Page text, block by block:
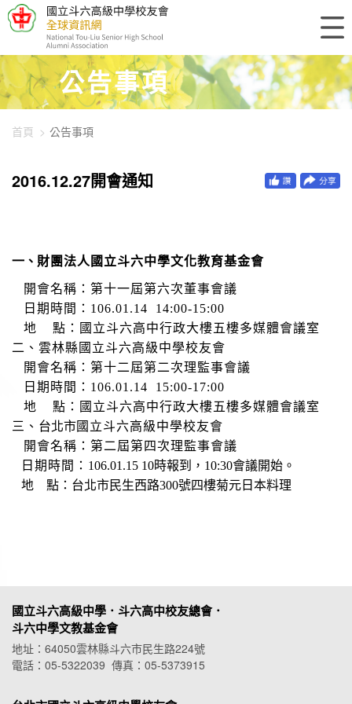
448-1069
公告事項
首頁 公告事項
2016.12.27開會通知
一、 財團法人國立斗六中學文化教育基金會
開會名稱：第十一屆第六次董事會議
日期時間： 106.01.14
14:00-15:00
地
點：國立斗六高中行政大樓五樓多媒體會議室
二、雲林縣國立斗六高級中學校友會
開會名稱：第十二屆第二次理監事會議
日期時間： 106.01.14
15:00-17:00
地
點：國立斗六高中行政大樓五樓多媒體會議室
三、 台北市國立斗六高級中學校友會
開會名稱：第二屆第四次理監事會議
日期時間： 106.01.15 10時報到， 10:30會議開始。
地 點：台北市民生西路300號四樓菊元日本料理
國立斗六高級中學．斗六高中校友總會．
斗六中學文教基金會
地址：64050雲林縣斗六市民生路224號
電話：05-5322039 傳真：05-5373915